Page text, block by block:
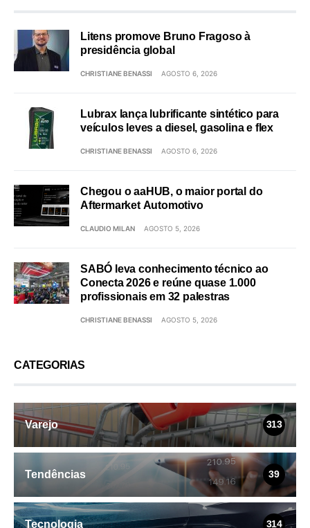
Litens promove Bruno Fragoso à
presidência global
CHRISTIANE BENASSI AGOSTO 6, 2026
Lubrax lança lubrificante sintético para
veículos leves a diesel, gasolina e flex
CHRISTIANE BENASSI AGOSTO 6, 2026
Chegou o aaHUB, o maior portal do
Aftermarket Automotivo
CLAUDIO MILAN AGOSTO 5, 2026
SABÓ leva conhecimento técnico ao
Conecta 2026 e reúne quase 1.000
profissionais em 32 palestras
CHRISTIANE BENASSI AGOSTO 5, 2026
CATEGORIAS
Varejo 313
Tendências 39
Tecnologia 314